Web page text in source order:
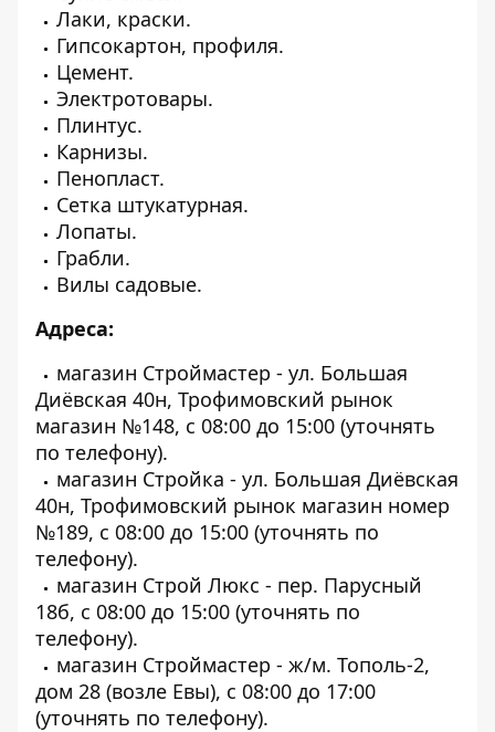
Лаки, краски.
Гипсокартон, профиля.
Цемент.
Электротовары.
Плинтус.
Карнизы.
Пенопласт.
Сетка штукатурная.
Лопаты.
Грабли.
Вилы садовые.
Адреса:
магазин Строймастер - ул. Большая
Диёвская 40н, Трофимовский рынок
магазин №148, с 08:00 до 15:00 (уточнять
по телефону).
магазин Стройка - ул. Большая Диёвская
40н, Трофимовский рынок магазин номер
№189, с 08:00 до 15:00 (уточнять по
телефону).
магазин Строй Люкс - пер. Парусный
18б, с 08:00 до 15:00 (уточнять по
телефону).
магазин Строймастер - ж/м. Тополь-2,
дом 28 (возле Евы), с 08:00 до 17:00
(уточнять по телефону).